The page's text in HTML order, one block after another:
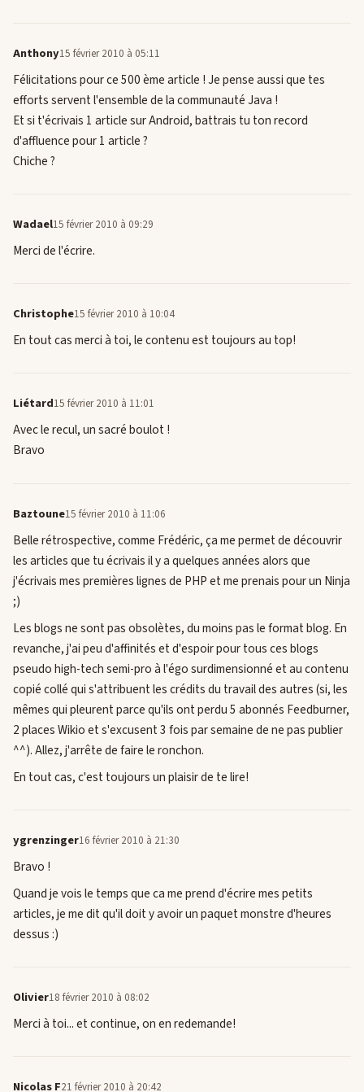
Anthony15 février 2010 à 05:11
Félicitations pour ce 500 ème article ! Je pense aussi que tes
efforts servent l'ensemble de la communauté Java !
Et si t'écrivais 1 article sur Android, battrais tu ton record
d'affluence pour 1 article ?
Chiche ?
Wadael15 février 2010 à 09:29
Merci de l'écrire.
Christophe15 février 2010 à 10:04
En tout cas merci à toi, le contenu est toujours au top!
Liétard15 février 2010 à 11:01
Avec le recul, un sacré boulot !
Bravo
Baztoune15 février 2010 à 11:06
Belle rétrospective, comme Frédéric, ça me permet de découvrir
les articles que tu écrivais il y a quelques années alors que
j'écrivais mes premières lignes de PHP et me prenais pour un Ninja
;)
Les blogs ne sont pas obsolètes, du moins pas le format blog. En
revanche, j'ai peu d'affinités et d'espoir pour tous ces blogs
pseudo high-tech semi-pro à l'égo surdimensionné et au contenu
copié collé qui s'attribuent les crédits du travail des autres (si, les
mêmes qui pleurent parce qu'ils ont perdu 5 abonnés Feedburner,
2 places Wikio et s'excusent 3 fois par semaine de ne pas publier
^^). Allez, j'arrête de faire le ronchon.
En tout cas, c'est toujours un plaisir de te lire!
ygrenzinger16 février 2010 à 21:30
Bravo !
Quand je vois le temps que ca me prend d'écrire mes petits
articles, je me dit qu'il doit y avoir un paquet monstre d'heures
dessus :)
Olivier18 février 2010 à 08:02
Merci à toi... et continue, on en redemande!
Nicolas F21 février 2010 à 20:42